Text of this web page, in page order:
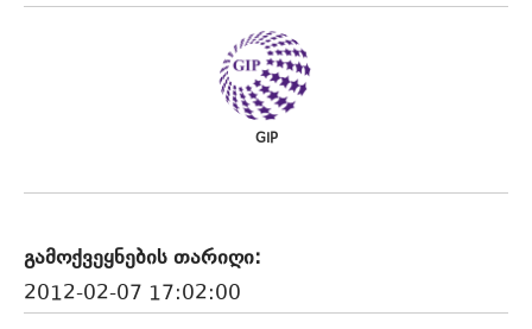
GIP
გამოქვეყნების თარიღი:
2012-02-07 17:02:00